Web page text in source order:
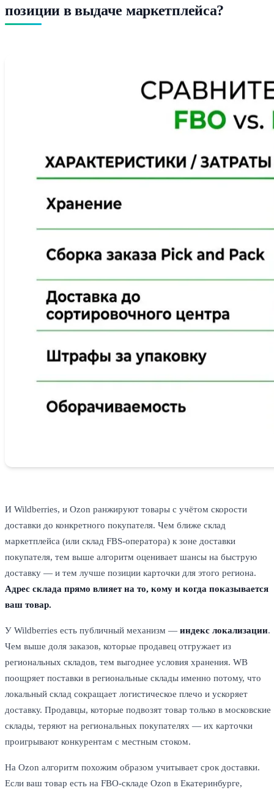
позиции в выдаче маркетплейса?
И Wildberries, и Ozon ранжируют товары с учётом скорости
доставки до конкретного покупателя. Чем ближе склад
маркетплейса (или склад FBS-оператора) к зоне доставки
покупателя, тем выше алгоритм оценивает шансы на быструю
доставку — и тем лучше позиции карточки для этого региона.
Адрес склада прямо влияет на то, кому и когда показывается
ваш товар.
У Wildberries есть публичный механизм — индекс локализации.
Чем выше доля заказов, которые продавец отгружает из
региональных складов, тем выгоднее условия хранения. WB
поощряет поставки в региональные склады именно потому, что
локальный склад сокращает логистическое плечо и ускоряет
доставку. Продавцы, которые подвозят товар только в московские
склады, теряют на региональных покупателях — их карточки
проигрывают конкурентам с местным стоком.
На Ozon алгоритм похожим образом учитывает срок доставки.
Если ваш товар есть на FBO-складе Ozon в Екатеринбурге,